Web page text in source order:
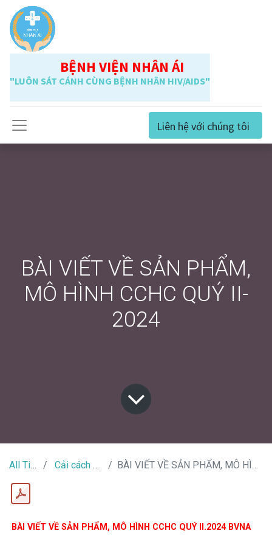
BỆNH VIỆN NHÂN ÁI
"LUÔN SÁT CÁNH CÙNG BỆNH NHÂN HIV/AIDS"
Liên hệ với chúng tôi
BÀI VIẾT VỀ SẢN PHẨM,
MÔ HÌNH CCHC QUÝ II-
2024
All Tin Tức Cải cách hành chính BÀI VIẾT VỀ SẢN PHẨM, MÔ HÌNH CCHC QUÝ II-2024
BÀI VIẾT VỀ SẢN PHẨM, MÔ HÌNH CCHC QUÝ II.2024 BVNA